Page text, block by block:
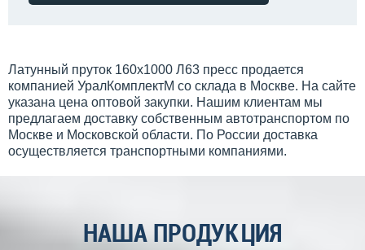
Латунный пруток 160х1000 Л63 пресс продается
компанией УралКомплектМ со склада в Москве. На сайте
указана цена оптовой закупки. Нашим клиентам мы
предлагаем доставку собственным автотранспортом по
Москве и Московской области. По России доставка
осуществляется транспортными компаниями.
НАША ПРОДУКЦИЯ